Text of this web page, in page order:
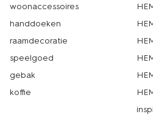
woonaccessoires
handdoeken
raamdecoratie
speelgoed
gebak
koffie